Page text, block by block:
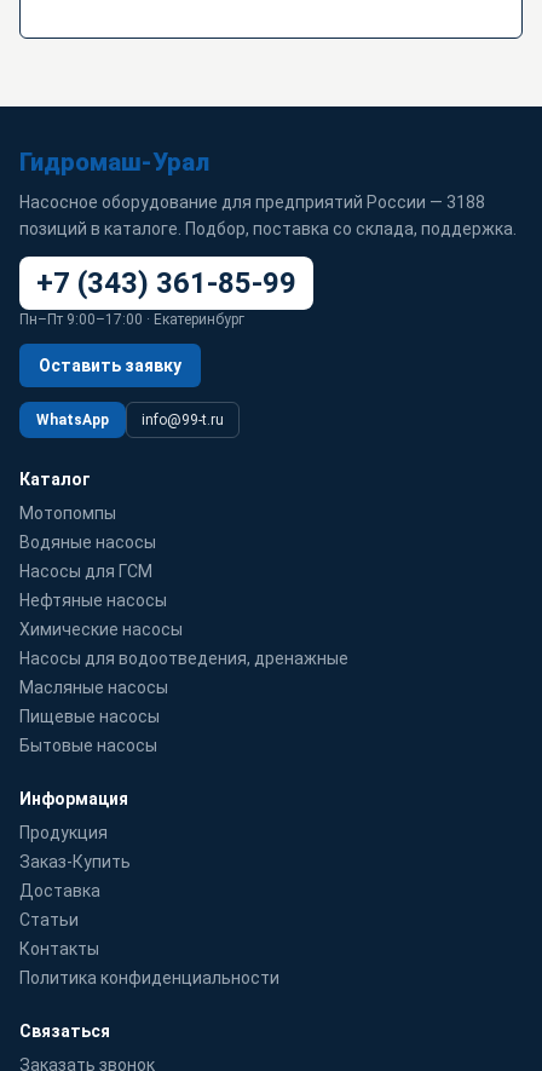
Гидромаш-Урал
Насосное оборудование для предприятий России — 3188
позиций в каталоге. Подбор, поставка со склада, поддержка.
+7 (343) 361-85-99
Пн–Пт 9:00–17:00 · Екатеринбург
Оставить заявку
WhatsApp info@99-t.ru
Каталог
Мотопомпы
Водяные насосы
Насосы для ГСМ
Нефтяные насосы
Химические насосы
Насосы для водоотведения, дренажные
Масляные насосы
Пищевые насосы
Бытовые насосы
Информация
Продукция
Заказ-Купить
Доставка
Статьи
Контакты
Политика конфиденциальности
Связаться
Заказать звонок